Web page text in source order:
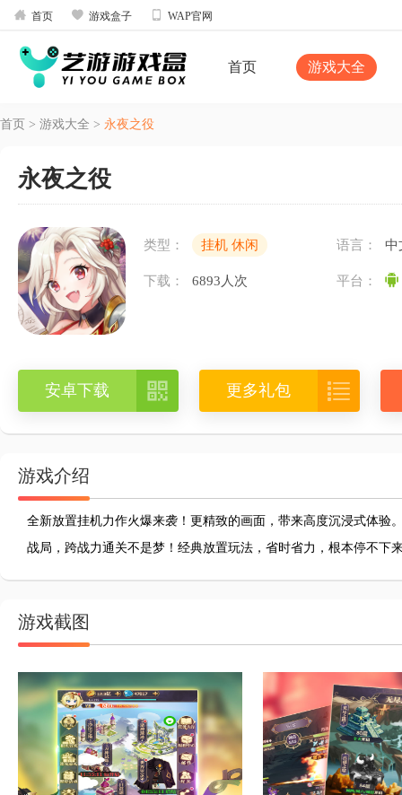
 首页  游戏盒子  WAP官网
首页 游戏大全
首页 > 游戏大全 > 永夜之役
永夜之役
类型： 挂机 休闲 语言： 中
下载： 6893人次 平台：
安卓下载  更多礼包 
游戏介绍
全新放置挂机力作火爆来袭！更精致的画面，带来高度沉浸式体验
战局，跨战力通关不是梦！经典放置玩法，省时省力，根本停不下
游戏截图